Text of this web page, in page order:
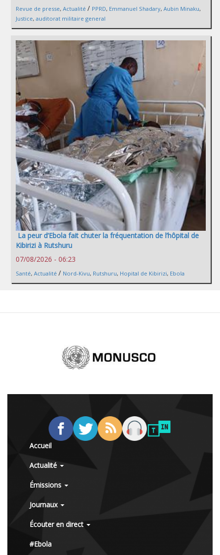
Revue de presse, Actualité / PPRD, Emmanuel Shadary, Aubin Minaku,
Justice, auditorat militaire general
La peur d’Ebola fait chuter la fréquentation de l’hôpital de
Kibirizi à Rutshuru
07/08/2026 - 06:23
Santé, Actualité / Nord-Kivu, Rutshuru, Hopital de Kibirizi, Ebola
Accueil
Actualité
Émissions
Journaux
Écouter en direct
#Ebola